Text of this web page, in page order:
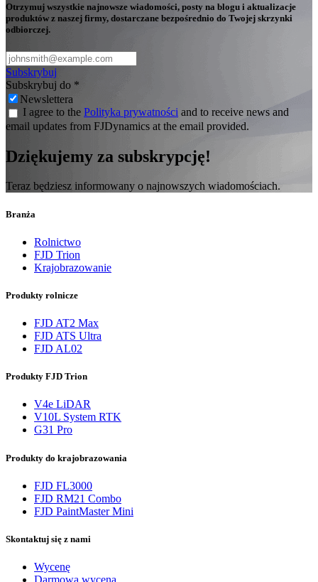
Otrzymuj wszystkie najnowsze wiadomości, posty na blogu i aktualizacje
produktów z naszej firmy, dostarczane bezpośrednio do Twojej skrzynki
odbiorczej.
Subskrybuj
Subskrybuj do *
Newslettera
I agree to the Polityka prywatności and to receive news and
email updates from FJDynamics at the email provided.
Dziękujemy za subskrypcję!
Teraz będziesz informowany o najnowszych wiadomościach.
Branża
Rolnictwo
FJD Trion
Krajobrazowanie
Produkty rolnicze
FJD AT2 Max
FJD ATS Ultra
FJD AL02
Produkty FJD Trion
V4e LiDAR
V10L System RTK
G31 Pro
Produkty do krajobrazowania
FJD FL3000
FJD RM21 Combo
FJD PaintMaster Mini
Skontaktuj się z nami
Wycenę